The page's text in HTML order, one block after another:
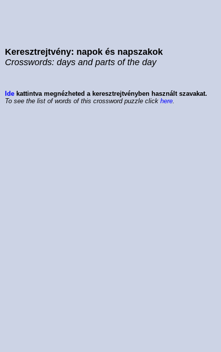
Keresztrejtvény: napok és napszakok
Crosswords: days and parts of the day
Ide kattintva megnézheted a keresztrejtvényben használt szavakat.
To see the list of words of this crossword puzzle click here.